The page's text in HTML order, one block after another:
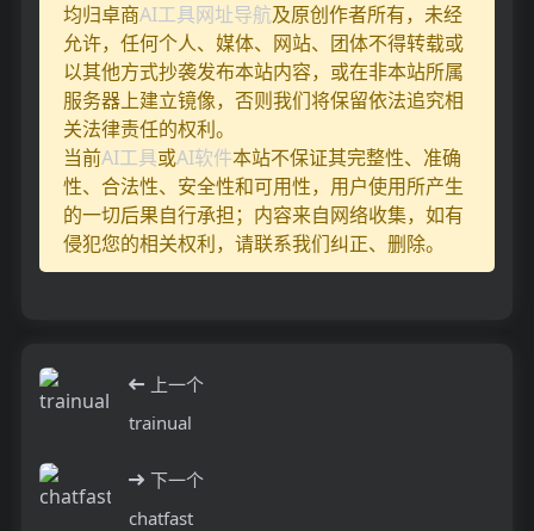
均归卓商AI工具网址导航及原创作者所有，未经
允许，任何个人、媒体、网站、团体不得转载或
以其他方式抄袭发布本站内容，或在非本站所属
服务器上建立镜像，否则我们将保留依法追究相
关法律责任的权利。
当前AI工具或AI软件本站不保证其完整性、准确
性、合法性、安全性和可用性，用户使用所产生
的一切后果自行承担；内容来自网络收集，如有
侵犯您的相关权利，请联系我们纠正、删除。
上一个
trainual
下一个
chatfast